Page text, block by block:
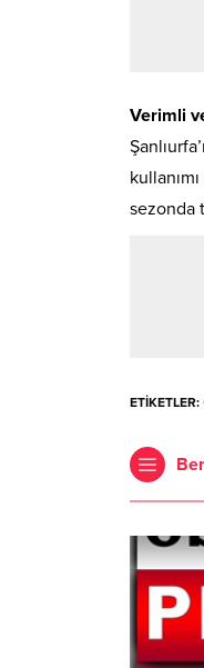
Verimli
sezonda
ETİKETLER: